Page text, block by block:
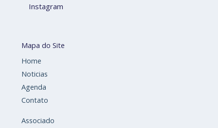
Instagram
Mapa do Site
Home
Noticias
Agenda
Contato
Associado